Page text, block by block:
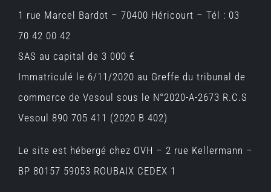
1 rue Marcel Bardot – 70400 Héricourt – Tél : 03
70 42 00 42
SAS au capital de 3 000 €
Immatriculé le 6/11/2020 au Greffe du tribunal de
commerce de Vesoul sous le N°2020-A-2673 R.C.S
Vesoul 890 705 411 (2020 B 402)
Le site est hébergé chez OVH – 2 rue Kellermann –
BP 80157 59053 ROUBAIX CEDEX 1